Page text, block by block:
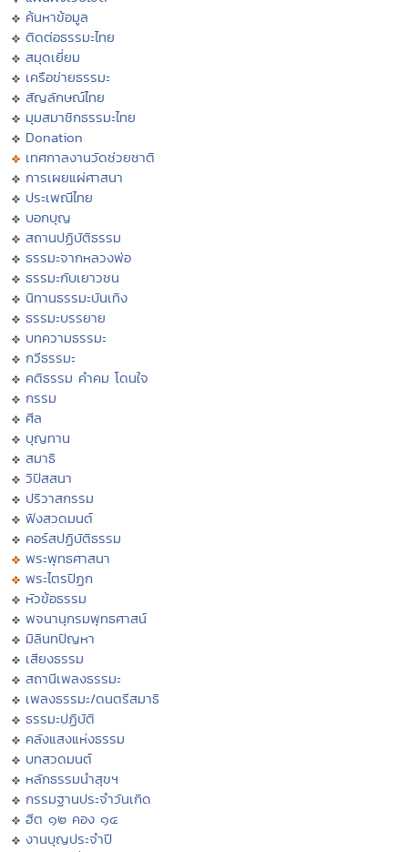
ค้นหาข้อมูล
ติดต่อธรรมะไทย
สมุดเยี่ยม
เครือข่ายธรรมะ
สัญลักษณ์ไทย
มุมสมาชิกธรรมะไทย
Donation
เทศกาลงานวัดช่วยชาติ
การเผยแผ่ศาสนา
ประเพณีไทย
บอกบุญ
สถานปฏิบัติธรรม
ธรรมะจากหลวงพ่อ
ธรรมะกับเยาวชน
นิทานธรรมะบันเทิง
ธรรมะบรรยาย
บทความธรรมะ
กวีธรรมะ
คติธรรม คำคม โดนใจ
กรรม
ศีล
บุญทาน
สมาธิ
วิปัสสนา
ปริวาสกรรม
ฟังสวดมนต์
คอร์สปฏิบัติธรรม
พระพุทธศาสนา
พระไตรปิฏก
หัวข้อธรรม
พจนานุกรมพุทธศาสน์
มิลินทปัญหา
เสียงธรรม
สถานีเพลงธรรมะ
เพลงธรรมะ/ดนตรีสมาธิ
ธรรมะปฏิบัติ
คลังแสงแห่งธรรม
บทสวดมนต์
หลักธรรมนำสุขฯ
กรรมฐานประจำวันเกิด
ฮีต ๑๒ คอง ๑๔
งานบุญประจำปี